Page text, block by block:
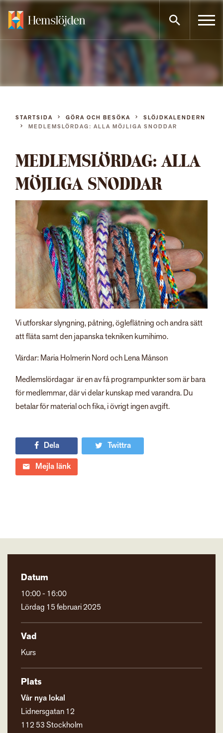
Gå
innehållet
STARTSIDA GÖRA OCH BESÖKA
SLÖJDKALENDERN
MEDLEMSLÖRDAG: ALLA MÖJLIGA SNODDAR
MEDLEMSLÖRDAG: ALLA
MÖJLIGA SNODDAR
Vi utforskar slyngning, påtning, ögleflätning och andra sätt
att fläta samt den japanska tekniken kumihimo.
Värdar: Maria Holmerin Nord och Lena Månson
Medlemslördagar är en av få programpunkter som är bara
för medlemmar, där vi delar kunskap med varandra. Du
betalar för material och fika, i övrigt ingen avgift.
Dela
Twittra
Mejla länk
Datum
10:00 - 16:00
Lördag 15 februari 2025
Vad
Kurs
Plats
Vår nya lokal
Lidnersgatan 12
112 53 Stockholm